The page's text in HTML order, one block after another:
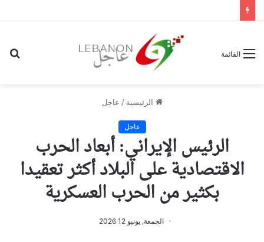
القائمة
الرئيسية / عاجل
عاجل
الرئيس الإيراني: أبعاد الحرب
الاقتصادية على البلاد أكثر تعقيدا
بكثير من الحرب العسكرية
الجمعة, يونيو 12 2026